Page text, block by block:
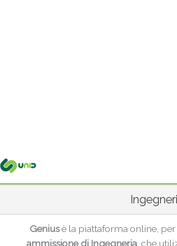
Geniusè la piattaforma online,
ammissione di Ingegneria, che